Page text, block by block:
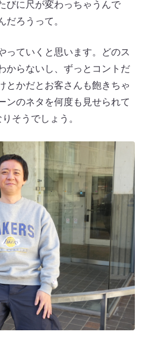
びに尺が変わっちゃうんで
だろうって。
っていくと思います。どのス
からないし、ずっとコントだ
とかだとお客さんも飽きちゃ
ンのネタを何度も見せられて
そうでしょう。